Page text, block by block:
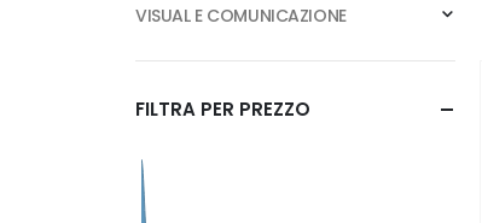
VISUAL E COMUNICAZIONE
FILTRA PER PREZZO